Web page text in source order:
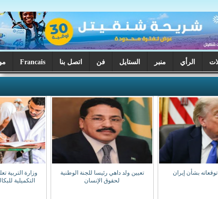
الستايل فن اتصل بنا Francais موريتانيا اليوم
تعيين ولد داهي رئيسا للجنة الوطنية
وزارة التربية تعلن بدء تصحيح الدورة
التكميلية للبكالوريا السبت المقبل